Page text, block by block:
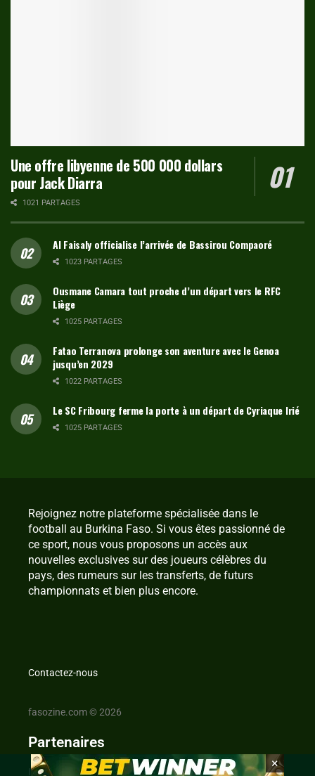
Une offre libyenne de 500 000 dollars
pour Jack Diarra
1021 PARTAGES
Al Faisaly officialise l’arrivée de Bassirou Compaoré
1023 PARTAGES
Ousmane Camara tout proche d’un départ vers le RFC
Liège
1025 PARTAGES
Fatao Terranova prolonge son aventure avec le Genoa
jusqu’en 2029
1022 PARTAGES
Le SC Fribourg ferme la porte à un départ de Cyriaque Irié
1025 PARTAGES
Rejoignez notre plateforme spécialisée dans le
football au Burkina Faso. Si vous êtes passionné de
ce sport, nous vous proposons un accès aux
nouvelles exclusives sur des joueurs célèbres du
pays, des rumeurs sur les transferts, de futurs
championnats et bien plus encore.
Contactez-nous
fasozine.com © 2026
Partenaires
IvoireZine.com
×